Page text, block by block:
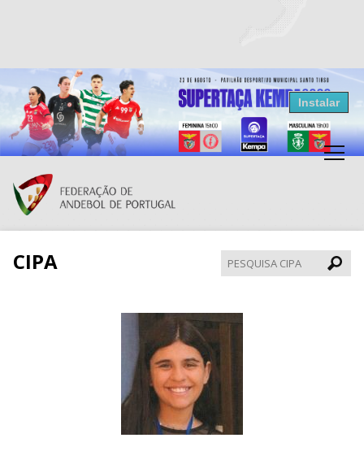
Resultados Andebol
Federação de Andebol de Portugal
Grátis - Disponivel na Play Store
Instalar
CIPA
CIPA